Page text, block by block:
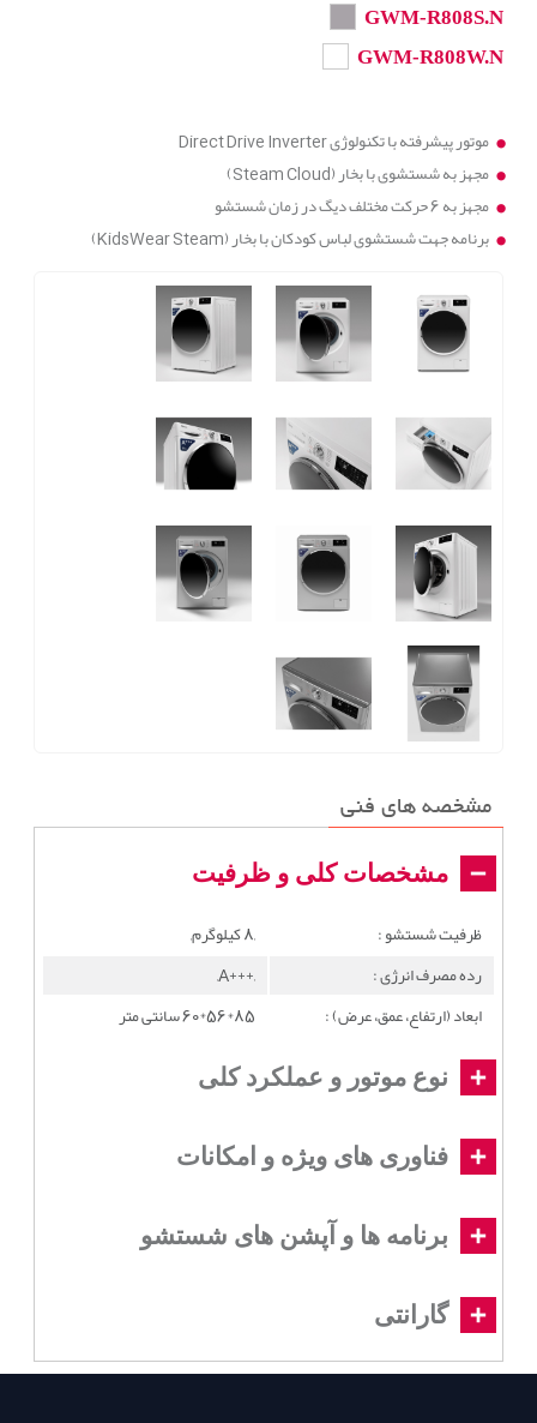
GWM-R808S.N
GWM-R808W.N
موتور پیشرفته با تکنولوژی Direct Drive Inverter
مجهز به شستشوی با بخار (Steam Cloud)
مجهز به 6 حرکت مختلف دیگ در زمان شستشو
برنامه جهت شستشوی لباس کودکان با بخار (KidsWear Steam)
مشخصه های فنی
مشخصات کلی و ظرفیت
ظرفیت شستشو :
,8 کیلوگرم,
رده مصرف انرژی :
,+++A,
ابعاد (ارتفاع، عمق، عرض) :
85*56*60 سانتی متر
نوع موتور و عملکرد کلی
فناوری های ویژه و امکانات
برنامه ها و آپشن های شستشو
گارانتی